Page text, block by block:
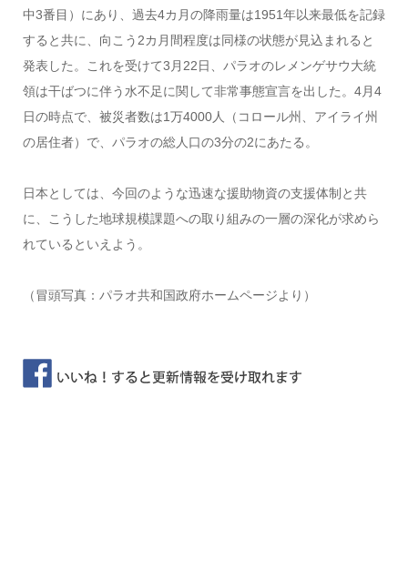
中3番目）にあり、過去4カ月の降雨量は1951年以来最低を記録
すると共に、向こう2カ月間程度は同様の状態が見込まれると
発表した。これを受けて3月22日、パラオのレメンゲサウ大統
領は干ばつに伴う水不足に関して非常事態宣言を出した。4月4
日の時点で、被災者数は1万4000人（コロール州、アイライ州
の居住者）で、パラオの総人口の3分の2にあたる。
日本としては、今回のような迅速な援助物資の支援体制と共
に、こうした地球規模課題への取り組みの一層の深化が求めら
れているといえよう。
（冒頭写真：パラオ共和国政府ホームページより）